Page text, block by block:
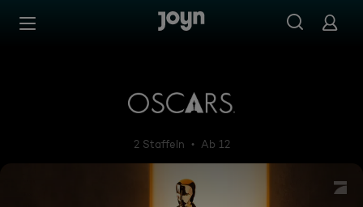
Zum Inhalt springen
Oscars
2 Staffeln Ab 12